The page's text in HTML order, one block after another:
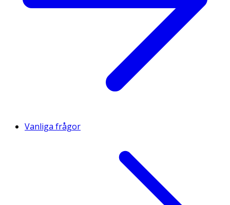
Vanliga frågor